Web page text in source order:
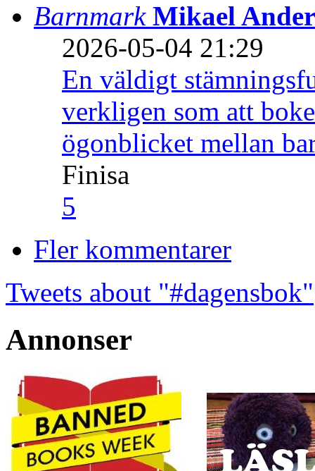
Barnmark Mikael
2026-05-04 21:29
En väldigt
verkligen som att
ögonblicket mellan
Finisa
5
Fler kommentarer
Tweets about "#dagensbok"
Annonser